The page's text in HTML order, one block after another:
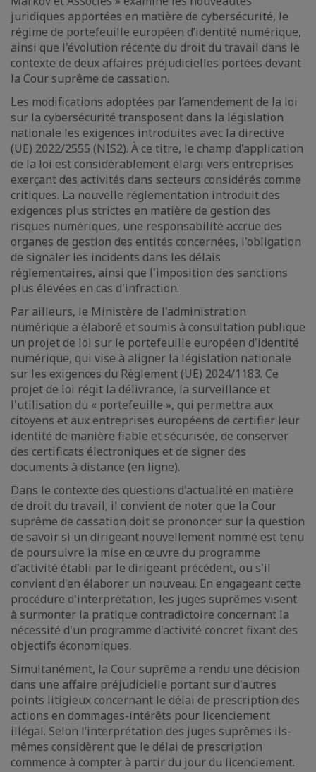
juridiques apportées en matière de cybersécurité, le
régime de portefeuille européen d’identité numérique,
ainsi que l'évolution récente du droit du travail dans le
contexte de deux affaires préjudicielles portées devant
la Cour suprême de cassation.
Les modifications adoptées par l’amendement de la loi
sur la cybersécurité transposent dans la législation
nationale les exigences introduites avec la directive
(UE) 2022/2555 (NIS2). À ce titre, le champ d'application
de la loi est considérablement élargi vers entreprises
exerçant des activités dans secteurs considérés comme
critiques. La nouvelle réglementation introduit des
exigences plus strictes en matière de gestion des
risques numériques, une responsabilité accrue des
organes de gestion des entités concernées, l'obligation
de signaler les incidents dans les délais
réglementaires, ainsi que l'imposition des sanctions
plus élevées en cas d'infraction.
Par ailleurs, le Ministère de l'administration
numérique a élaboré et soumis à consultation publique
un projet de loi sur le portefeuille européen d'identité
numérique, qui vise à aligner la législation nationale
sur les exigences du Règlement (UE) 2024/1183. Ce
projet de loi régit la délivrance, la surveillance et
l'utilisation du « portefeuille », qui permettra aux
citoyens et aux entreprises européens de certifier leur
identité de manière fiable et sécurisée, de conserver
des certificats électroniques et de signer des
documents à distance (en ligne).
Dans le contexte des questions d'actualité en matière
de droit du travail, il convient de noter que la Cour
suprême de cassation doit se prononcer sur la question
de savoir si un dirigeant nouvellement nommé est tenu
de poursuivre la mise en œuvre du programme
d'activité établi par le dirigeant précédent, ou s'il
convient d'en élaborer un nouveau. En engageant cette
procédure d'interprétation, les juges suprêmes visent
à surmonter la pratique contradictoire concernant la
nécessité d'un programme d'activité concret fixant des
objectifs économiques.
Simultanément, la Cour suprême a rendu une décision
dans une affaire préjudicielle portant sur d'autres
points litigieux concernant le délai de prescription des
actions en dommages-intérêts pour licenciement
illégal. Selon l’interprétation des juges suprêmes ils-
mêmes considèrent que le délai de prescription
commence à compter à partir du jour du licenciement.